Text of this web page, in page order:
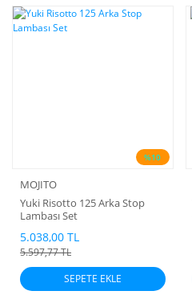
%10
MOJITO
Yuki Risotto 125 Arka Stop
Lambası Set
5.038,00 TL
5.597,77 TL
SEPETE EKLE